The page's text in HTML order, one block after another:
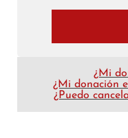
¿Mi
¿Mi donación
¿Puedo